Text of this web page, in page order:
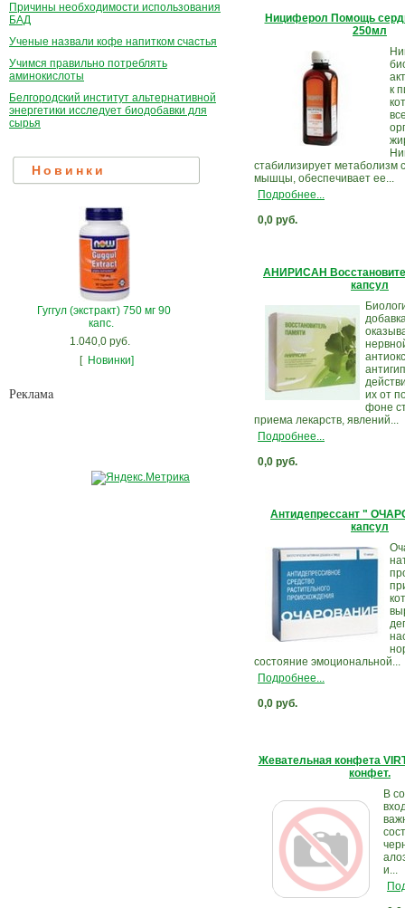
Причины необходимости использования
БАД
Ученые назвали кофе напитком счастья
Учимся правильно потреблять
аминокислоты
Белгородский институт альтернативной
энергетики исследует биодобавки для
сырья
Новинки
Гуггул (экстракт) 750 мг 90
капс.
1.040,0 руб.
[ Новинки]
Рекламa
Нициферол Помощь
250мл
к
стабилизирует метаболизм
мышцы, обеспечивает ее...
Подробнее...
0,0 руб.
АНИРИСАН
капсул
их от
фоне
приема лекарств, явлений...
Подробнее...
0,0 руб.
Антидепрессант "
капсул
состояние эмоциональной...
Подробнее...
0,0 руб.
Жевательная конфета
конфет.
В
и...